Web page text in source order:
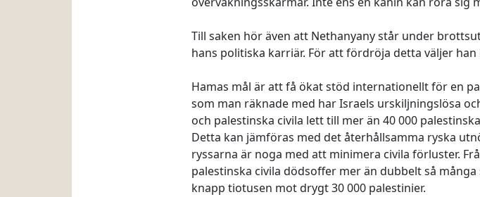
Till saken hör även att Nethanyany står under
hans politiska karriär. För att fördröja detta väljer
Hamas mål är att få ökat stöd internationellt för en
som man räknade med har Israels urskiljningslösa
och palestinska civila lett till mer än 40 000
Detta kan jämföras med det återhållsamma ryska
ryssarna är noga med att minimera civila förluster.
palestinska civila dödsoffer mer än dubbelt så
knapp tiotusen mot drygt 30 000 palestinier.